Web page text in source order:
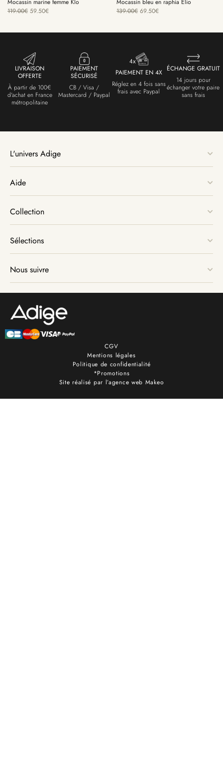
Mocassin marine femme Klo
119.00€ 59.50€
Mocassin bleu en raphia Elio
139.00€ 69.50€
LIVRAISON
OFFERTE
À partir de 100€
d'achat en France
métropolitaine
PAIEMENT
SÉCURISÉ
CB / Visa /
Mastercard / Paypal
PAIEMENT EN 4X
Réglez en 4 fois sans
frais avec Paypal
ÉCHANGE GRATUIT
14 jours pour
échanger votre paire
sans frais
L'univers Adige
Aide
Collection
Sélections
Nous suivre
CGV
Mentions légales
Politique de confidentialité
*Promotions
Site réalisé par l’agence web Makeo